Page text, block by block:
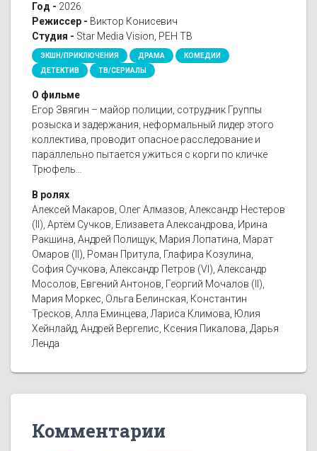
Год - 2026
Режиссер - Виктор Конисевич
Студия - Star Media Vision, РЕН ТВ
ЭКШН/ПРИКЛЮЧЕНИЯ ДРАМА
КОМЕДИИ
ДЕТЕКТИВ
ТВ/СЕРИАЛЫ
О фильме
Егор Звягин – майор полиции, сотрудник Группы
розыска и задержания, неформальный лидер этого
коллектива, проводит опасное расследование и
параллельно пытается ужиться с корги по кличке
Трюфель…
В ролях
Алексей Макаров, Олег Алмазов, Александр Нестеров
(II), Артём Сучков, Елизавета Александрова, Ирина
Ракшина, Андрей Полищук, Мария Лопатина, Марат
Омаров (II), Роман Притула, Глафира Козулина,
София Сучкова, Александр Петров (VI), Александр
Мосолов, Евгений Антонов, Георгий Мочалов (II),
Мария Моркес, Ольга Белинская, Константин
Тресков, Алла Еминцева, Лариса Климова, Юлия
Хейнлайд, Андрей Вергелис, Ксения Пикалова, Дарья
Ленда
Комментарии